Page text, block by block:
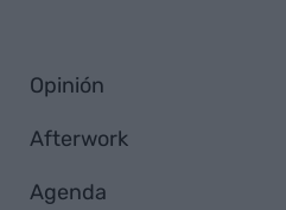
Opinión
Afterwork
Agenda